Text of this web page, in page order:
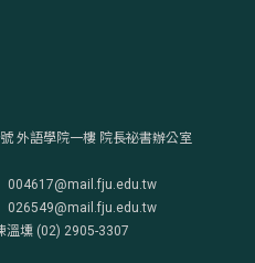
外語學院一樓 院長祕書辦公室
004617@mail.fju.edu.tw
026549@mail.fju.edu.tw
溫壎 (02) 2905-3307